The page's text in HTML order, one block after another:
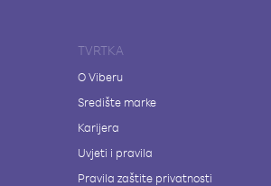
TVRTKA
O Viberu
Središte marke
Karijera
Uvjeti i pravila
Pravila zaštite privatnosti